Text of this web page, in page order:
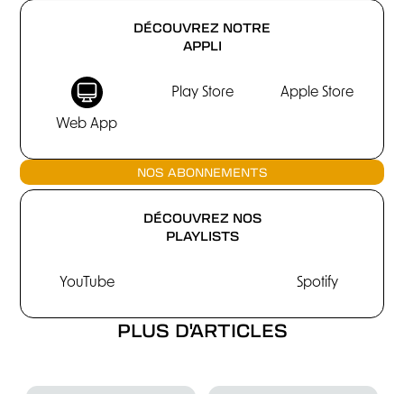
DÉCOUVREZ NOTRE
APPLI
Web App
Play Store Apple Store
NOS ABONNEMENTS
DÉCOUVREZ NOS
PLAYLISTS
YouTube Spotify
PLUS D'ARTICLES